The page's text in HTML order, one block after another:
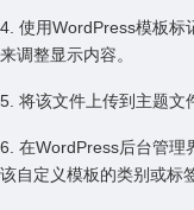
4. 使⽤WordPress模板标
来调整显⽰内容。
5. 将该⽂件上传到主题⽂
6. 在WordPress后台管理
该⾃定义模板的类别或标